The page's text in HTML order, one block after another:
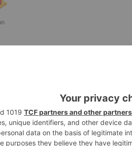
se han puesto en
la gestión y recuperación de la
por el corte